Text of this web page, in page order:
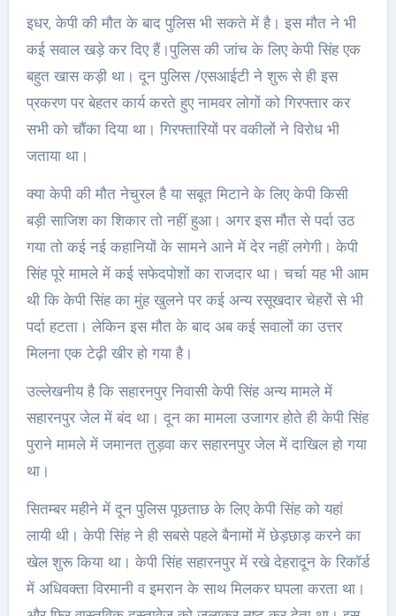
इधर, केपी की मौत के बाद पुलिस भी सकते में है। इस मौत ने भी
कई सवाल खड़े कर दिए हैं।पुलिस की जांच के लिए केपी सिंह एक
बहुत खास कड़ी था। दून पुलिस /एसआईटी ने शुरू से ही इस
प्रकरण पर बेहतर कार्य करते हुए नामवर लोगों को गिरफ्तार कर
सभी को चौंका दिया था। गिरफ्तारियों पर वकीलों ने विरोध भी
जताया था।
क्या केपी की मौत नेचुरल है या सबूत मिटाने के लिए केपी किसी
बड़ी साजिश का शिकार तो नहीं हुआ। अगर इस मौत से पर्दा उठ
गया तो कई नई कहानियों के सामने आने में देर नहीं लगेगी। केपी
सिंह पूरे मामले में कई सफेदपोशों का राजदार था। चर्चा यह भी आम
थी कि केपी सिंह का मुंह खुलने पर कई अन्य रसूखदार चेहरों से भी
पर्दा हटता। लेकिन इस मौत के बाद अब कई सवालों का उत्तर
मिलना एक टेढ़ी खीर हो गया है।
उल्लेखनीय है कि सहारनपुर निवासी केपी सिंह अन्य मामले में
सहारनपुर जेल में बंद था। दून का मामला उजागर होते ही केपी सिंह
पुराने मामले में जमानत तुड़वा कर सहारनपुर जेल में दाखिल हो गया
था।
सितम्बर महीने में दून पुलिस पूछताछ के लिए केपी सिंह को यहां
लायी थी। केपी सिंह ने ही सबसे पहले बैनामों में छेड़छाड़ करने का
खेल शुरू किया था। केपी सिंह सहारनपुर में रखे देहरादून के रिकॉर्ड
में अधिवक्ता विरमानी व इमरान के साथ मिलकर घपला करता था।